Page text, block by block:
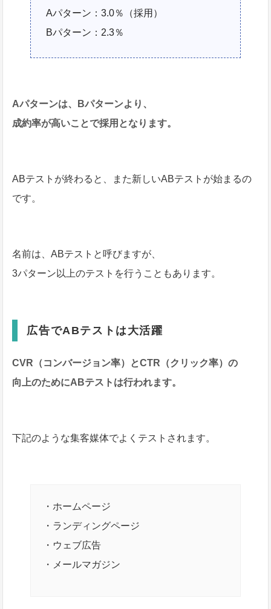
Aパターン：3.0％（採用）
Bパターン：2.3％
Aパターンは、Bパターンより、
成約率が高いことで採用となります。
ABテストが終わると、また新しいABテストが始まるの
です。
名前は、ABテストと呼びますが、
3パターン以上のテストを行うこともあります。
広告でABテストは大活躍
CVR（コンバージョン率）とCTR（クリック率）の
向上のためにABテストは行われます。
下記のような集客媒体でよくテストされます。
・ホームページ
・ランディングページ
・ウェブ広告
・メールマガジン